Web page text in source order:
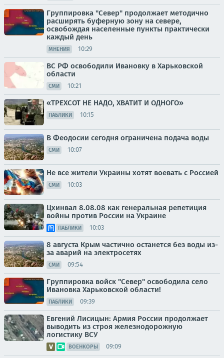
Группировка "Север" продолжает методично
расширять буферную зону на севере,
освобождая населенные пункты практически
каждый день
МНЕНИЯ 10:29
ВС РФ освободили Ивановку в Харьковской
области
СМИ 10:21
«ТРЕХСОТ НЕ НАДО, ХВАТИТ И ОДНОГО»
ПАБЛИКИ 10:15
В Феодосии сегодня ограничена подача воды
СМИ 10:07
Не все жители Украины хотят воевать с Россией
СМИ 10:03
Цхинвал 8.08.08 как генеральная репетиция
войны против России на Украине
ПАБЛИКИ 10:03
8 августа Крым частично останется без воды из-
за аварий на электросетях
СМИ 09:54
Группировка войск "Север" освободила село
Ивановка Харьковской области!
ПАБЛИКИ 09:39
Евгений Лисицын: Армия России продолжает
выводить из строя железнодорожную
логистику ВСУ
ВОЕНКОРЫ 09:09